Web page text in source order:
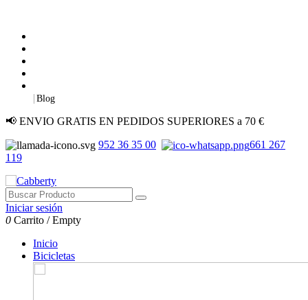
|Blog
📢 ENVIO GRATIS EN PEDIDOS SUPERIORES a 70 €
952 36 35 00
661 267
119
Iniciar sesión
0 Carrito /Empty
Inicio
Bicicletas